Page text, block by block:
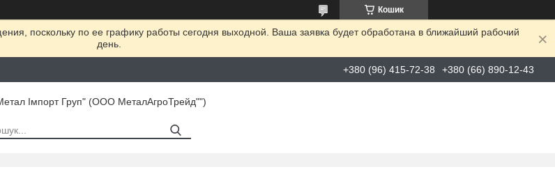
Кошик
поскольку по ее графику работы сегодня выходной. Ваша заявка будет обработана в ближайший рабочий
день.
+380 (96) 415-72-38 +380 (66) 890-12-43
Імпорт Груп" (ООО МеталАгроТрейд"")